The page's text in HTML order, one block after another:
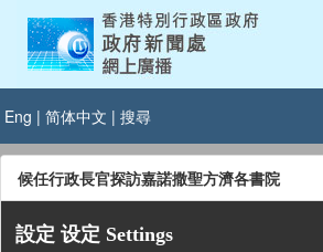
Eng | 简体中文 | 搜尋
候任行政長官探訪嘉諾撒聖方濟各書院